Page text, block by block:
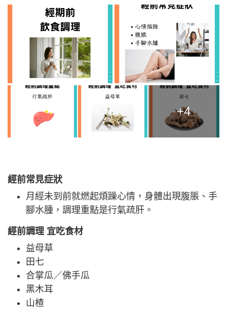
+4
經前常見症狀
月經未到前就燃起煩躁心情，身體出現腹脹、手
腳水腫，調理重點是行氣疏肝。
經前調理 宜吃食材
益母草
田七
合掌瓜／佛手瓜
黑木耳
山楂